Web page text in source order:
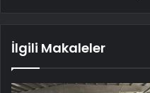
İlgili Makaleler